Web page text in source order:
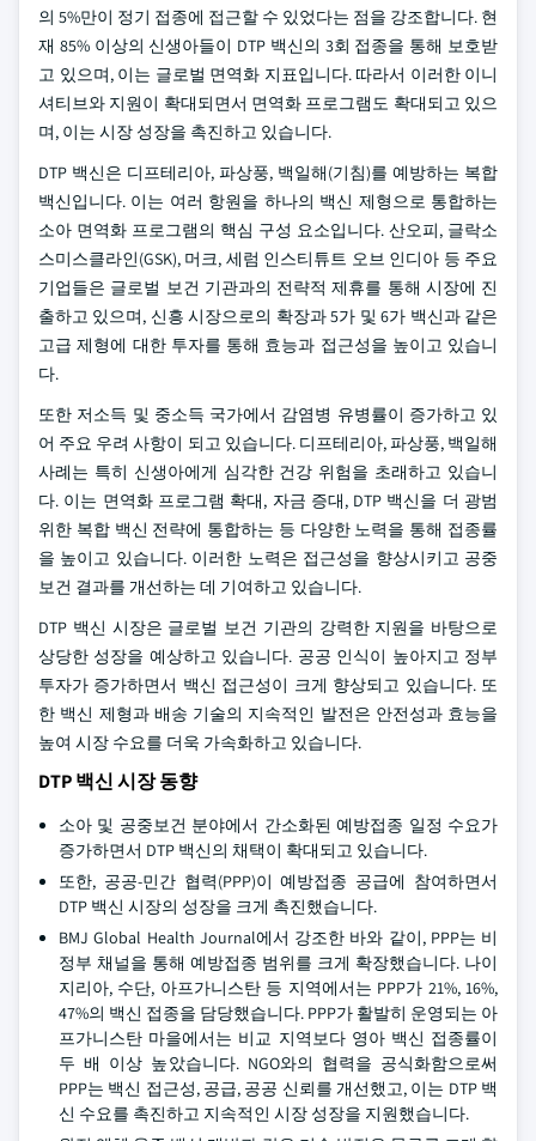
의 5%만이 정기 접종에 접근할 수 있었다는 점을 강조합니다. 현
재 85% 이상의 신생아들이 DTP 백신의 3회 접종을 통해 보호받
고 있으며, 이는 글로벌 면역화 지표입니다. 따라서 이러한 이니
셔티브와 지원이 확대되면서 면역화 프로그램도 확대되고 있으
며, 이는 시장 성장을 촉진하고 있습니다.
DTP 백신은 디프테리아, 파상풍, 백일해(기침)를 예방하는 복합
백신입니다. 이는 여러 항원을 하나의 백신 제형으로 통합하는
소아 면역화 프로그램의 핵심 구성 요소입니다. 산오피, 글락소
스미스클라인(GSK), 머크, 세럼 인스티튜트 오브 인디아 등 주요
기업들은 글로벌 보건 기관과의 전략적 제휴를 통해 시장에 진
출하고 있으며, 신흥 시장으로의 확장과 5가 및 6가 백신과 같은
고급 제형에 대한 투자를 통해 효능과 접근성을 높이고 있습니
다.
또한 저소득 및 중소득 국가에서 감염병 유병률이 증가하고 있
어 주요 우려 사항이 되고 있습니다. 디프테리아, 파상풍, 백일해
사례는 특히 신생아에게 심각한 건강 위험을 초래하고 있습니
다. 이는 면역화 프로그램 확대, 자금 증대, DTP 백신을 더 광범
위한 복합 백신 전략에 통합하는 등 다양한 노력을 통해 접종률
을 높이고 있습니다. 이러한 노력은 접근성을 향상시키고 공중
보건 결과를 개선하는 데 기여하고 있습니다.
DTP 백신 시장은 글로벌 보건 기관의 강력한 지원을 바탕으로
상당한 성장을 예상하고 있습니다. 공공 인식이 높아지고 정부
투자가 증가하면서 백신 접근성이 크게 향상되고 있습니다. 또
한 백신 제형과 배송 기술의 지속적인 발전은 안전성과 효능을
높여 시장 수요를 더욱 가속화하고 있습니다.
DTP 백신 시장 동향
소아 및 공중보건 분야에서 간소화된 예방접종 일정 수요가
증가하면서 DTP 백신의 채택이 확대되고 있습니다.
또한, 공공-민간 협력(PPP)이 예방접종 공급에 참여하면서
DTP 백신 시장의 성장을 크게 촉진했습니다.
BMJ Global Health Journal에서 강조한 바와 같이, PPP는 비
정부 채널을 통해 예방접종 범위를 크게 확장했습니다. 나이
지리아, 수단, 아프가니스탄 등 지역에서는 PPP가 21%, 16%,
47%의 백신 접종을 담당했습니다. PPP가 활발히 운영되는 아
프가니스탄 마을에서는 비교 지역보다 영아 백신 접종률이
두 배 이상 높았습니다. NGO와의 협력을 공식화함으로써
PPP는 백신 접근성, 공급, 공공 신뢰를 개선했고, 이는 DTP 백
신 수요를 촉진하고 지속적인 시장 성장을 지원했습니다.